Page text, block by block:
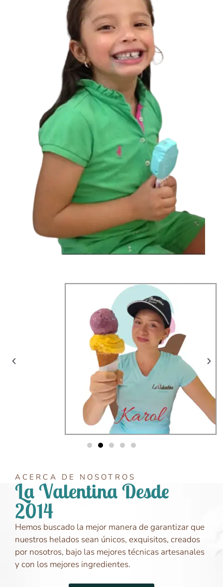
ACERCA DE NOSOTROS
La Valentina Desde
2014
Hemos buscado la mejor manera de garantizar que
nuestros helados sean únicos, exquisitos, creados
por nosotros, bajo las mejores técnicas artesanales
y con los mejores ingredientes.